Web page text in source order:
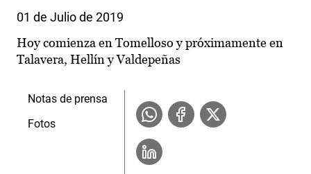
01 de Julio de 2019
Hoy comienza en Tomelloso y próximamente en
Talavera, Hellín y Valdepeñas
Notas de prensa
Fotos